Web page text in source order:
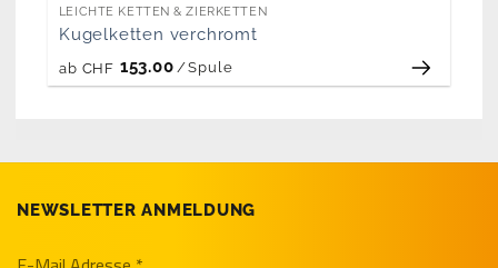
LEICHTE KETTEN & ZIERKETTEN
Kugelketten verchromt
ab CHF 153.00 /Spule
NEWSLETTER ANMELDUNG